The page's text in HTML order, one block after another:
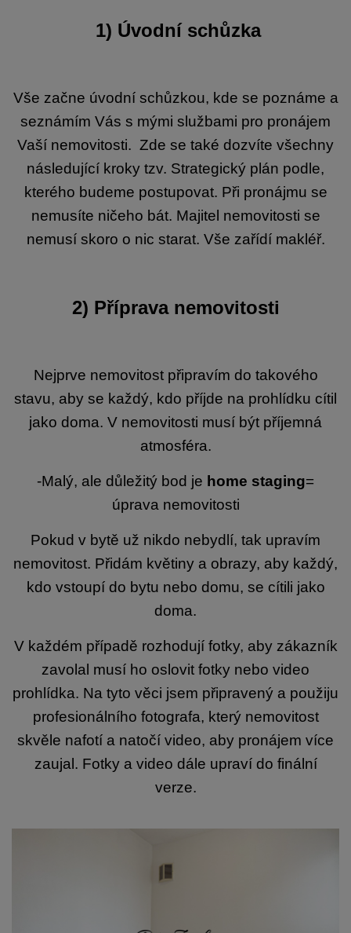
1) Úvodní schůzka
Vše začne úvodní schůzkou, kde se poznáme a
seznámím Vás s mými službami pro pronájem
Vaší nemovitosti. Zde se také dozvíte všechny
následující kroky tzv. Strategický plán podle,
kterého budeme postupovat. Při pronájmu se
nemusíte ničeho bát. Majitel nemovitosti se
nemusí skoro o nic starat. Vše zařídí makléř.
2) Příprava nemovitosti
Nejprve nemovitost připravím do takového
stavu, aby se každý, kdo příjde na prohlídku cítil
jako doma. V nemovitosti musí být příjemná
atmosféra.
-Malý, ale důležitý bod je home staging=
úprava nemovitosti
Pokud v bytě už nikdo nebydlí, tak upravím
nemovitost. Přidám květiny a obrazy, aby každý,
kdo vstoupí do bytu nebo domu, se cítili jako
doma.
V každém případě rozhodují fotky, aby zákazník
zavolal musí ho oslovit fotky nebo video
prohlídka. Na tyto věci jsem připravený a použiju
profesionálního fotografa, který nemovitost
skvěle nafotí a natočí video, aby pronájem více
zaujal. Fotky a video dále upraví do finální
verze.